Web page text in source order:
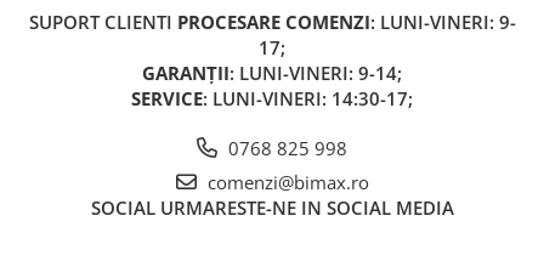
Baterie Trotineta Electrica
Cauciuc Trotineta Electrica
Camera Trotineta Electrica
Controller Trotineta Electrica
Acceleratie Trotineta Electrica
Display/Ecran Trotineta Electrica
SUPORT CLIENTI PROCESARE COMENZI: LUNI-VINERI: 9-
17;
GARANȚII: LUNI-VINERI: 9-14;
SERVICE: LUNI-VINERI: 14:30-17;
0768 825 998
comenzi@bimax.ro
SOCIAL URMARESTE-NE IN SOCIAL MEDIA